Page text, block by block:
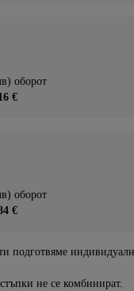
оборот
€
оборот
€
подготвяме
не се комбинират.